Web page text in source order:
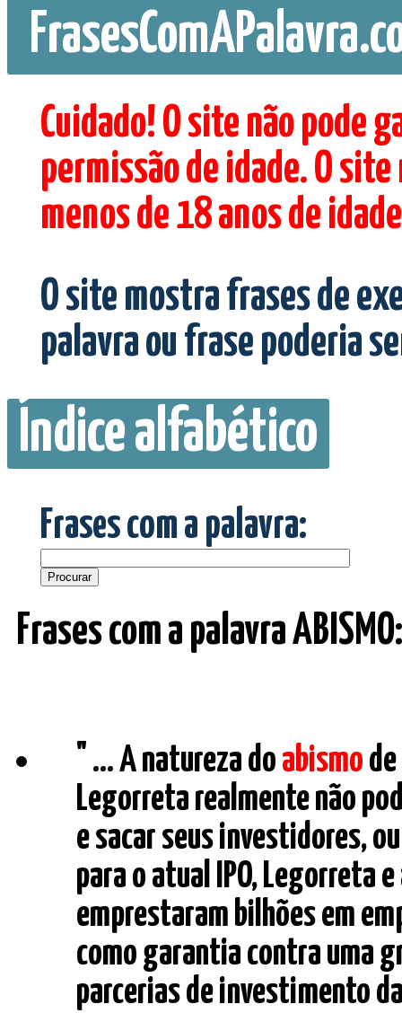
Cuidado! O site não pode
permissão de idade. O
menos de 18 anos de
O site mostra frases de
palavra ou frase poderia
Índice alfabético
Frases com a palavra:
Frases com a palavra ABISMO:
" ... A natureza doabismo
Legorreta realmente não
e sacar seus investidores,
para o atual IPO, Legorreta
emprestaram bilhões em
como garantia contra uma
parcerias de investimento